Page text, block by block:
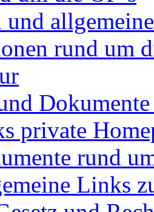
und
rund um
private
rund
Links